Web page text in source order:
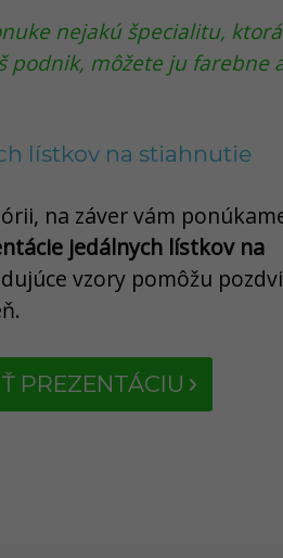
nejakú špecialitu,
podnik, môžete ju farebne
lístkov na stiahnutie
na záver vám
jedálnych lístkov na
vzory pomôžu
PREZENTÁCIU